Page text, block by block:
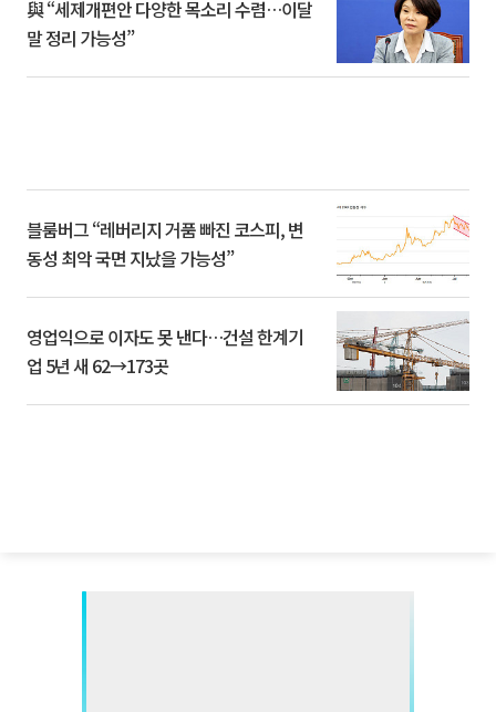
與 “세제개편안 다양한 목소리 수렴…이달
말 정리 가능성”
블룸버그 “레버리지 거품 빠진 코스피, 변
동성 최악 국면 지났을 가능성”
영업익으로 이자도 못 낸다…건설 한계기
업 5년 새 62→173곳